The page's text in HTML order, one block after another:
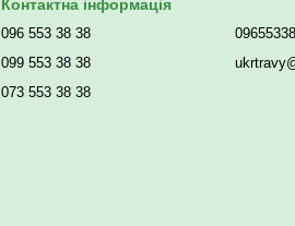
Контактна інформація
096 553 38 38
099 553 38 38
073 553 38 38